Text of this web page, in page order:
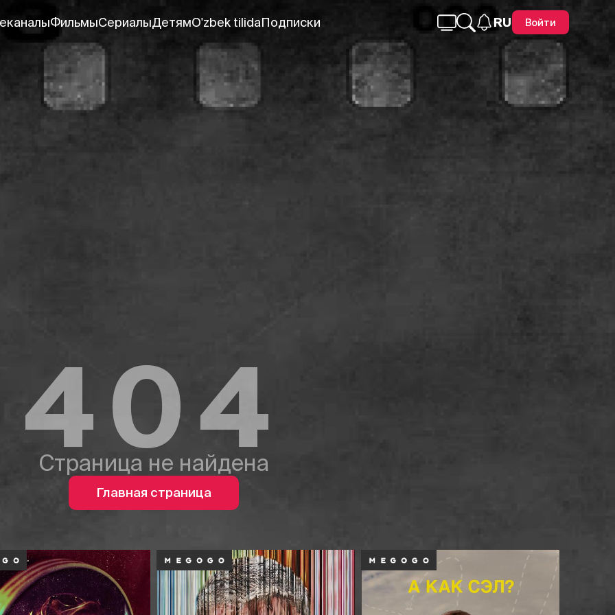
ФильмыСериалыДетямO'zbek tilidaПодписки RU Войти
404
Страница не найдена
Главная страница